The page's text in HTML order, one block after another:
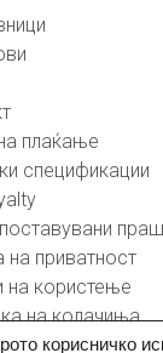
плаќање
спецификации
на приватност
на користење
на колачиња
корисничко